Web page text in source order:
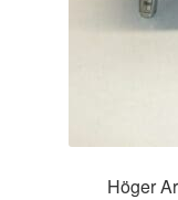
Höger